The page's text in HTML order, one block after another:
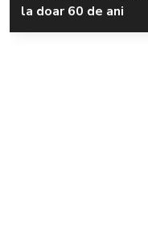
la doar 60 de ani